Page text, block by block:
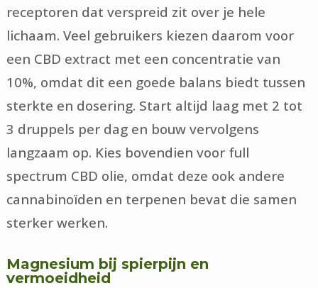
receptoren dat verspreid zit over je hele
lichaam. Veel gebruikers kiezen daarom voor
een CBD extract met een concentratie van
10%, omdat dit een goede balans biedt tussen
sterkte en dosering. Start altijd laag met 2 tot
3 druppels per dag en bouw vervolgens
langzaam op. Kies bovendien voor full
spectrum CBD olie, omdat deze ook andere
cannabinoïden en terpenen bevat die samen
sterker werken.
Magnesium bij spierpijn en
vermoeidheid